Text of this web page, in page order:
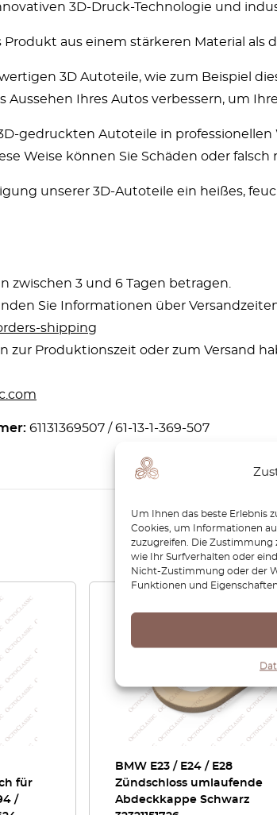
Um Ihnen das beste Erlebnis
Cookies, um Informationen
zuzugreifen. Die Zustimmung
wie Ihr Surfverhalten oder
Nicht-Zustimmung oder der
Funktionen und
3D-Druck-Technologie und
Produkt aus einem stärkeren Material als
3D Autoteile, wie zum Beispiel
Aussehen Ihres Autos verbessern, um
gedruckten Autoteile in
Weise können Sie Schäden oder falsch
unserer 3D-Autoteile ein heißes,
zwischen 3 und 6 Tagen betragen.
Sie Informationen über
shipping
zur Produktionszeit oder zum Versand
61131369507 / 61-13-1-369-507
für
/
BMW E23 / E24 / E28
Zündschloss umlaufende
Abdeckkappe Schwarz